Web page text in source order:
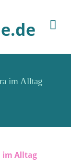
im Alltag